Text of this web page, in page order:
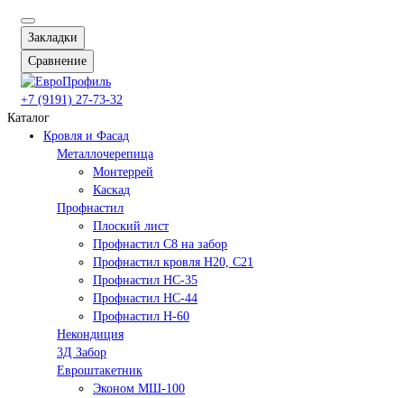
Закладки
Сравнение
+7 (9191) 27-73-32
Каталог
Кровля и Фасад
Металлочерепица
Монтеррей
Каскад
Профнастил
Плоский лист
Профнастил С8 на забор
Профнастил кровля Н20, С21
Профнастил НС-35
Профнастил НС-44
Профнастил Н-60
Некондиция
3Д Забор
Евроштакетник
Эконом МШ-100